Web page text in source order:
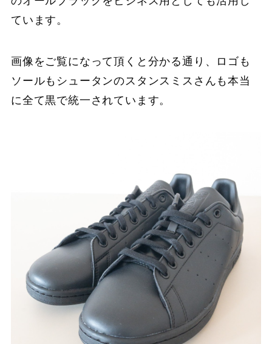
ています。
画像をご覧になって頂くと分かる通り、ロゴも
ソールもシュータンのスタンスミスさんも本当
に全て黒で統一されています。